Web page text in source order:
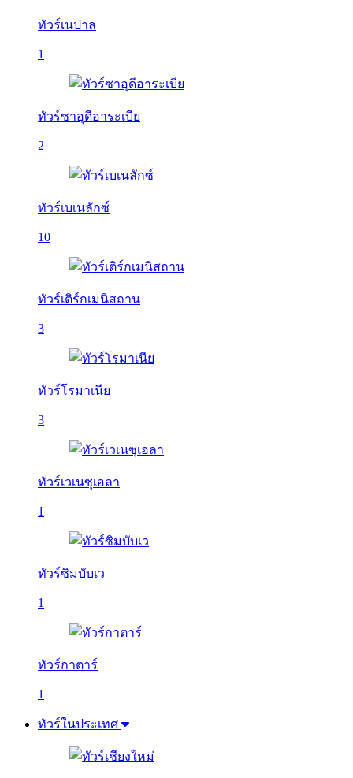
ทัวร์เนปาล
1
ทัวร์ซาอุดีอาระเบีย
2
ทัวร์เบเนลักซ์
10
ทัวร์เติร์กเมนิสถาน
3
ทัวร์โรมาเนีย
3
ทัวร์เวเนซุเอลา
1
ทัวร์ซิมบับเว
1
ทัวร์กาตาร์
1
ทัวร์ในประเทศ